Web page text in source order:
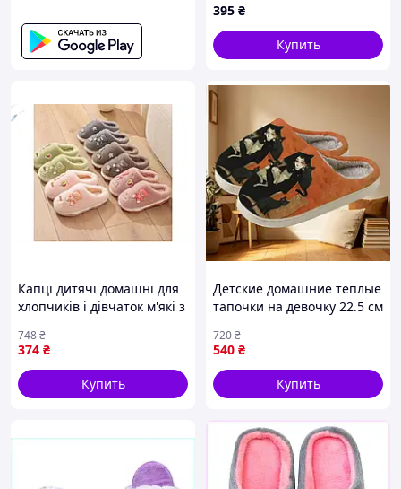
синий Медвежата 28(р)
395 ₴
Купить
Капці дитячі домашні для
хлопчиків і дівчаток м'які з
комфортного носіння
вдома
374 ₴
748₴
Купить
Детские домашние теплые
тапочки на девочку 22.5 см
540 ₴
720₴
Купить